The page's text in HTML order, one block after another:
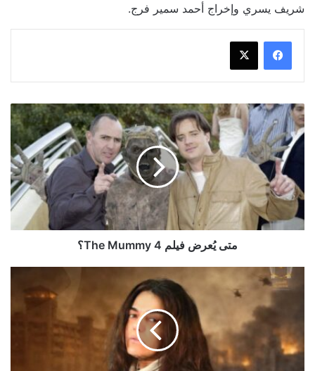
شريف يسري وإخراج أحمد سمير فرج.
متى
يُعرض
فيلم
The
Mummy
متى يُعرض فيلم The Mummy 4؟
تفاصيل
ظهور
مسلسل